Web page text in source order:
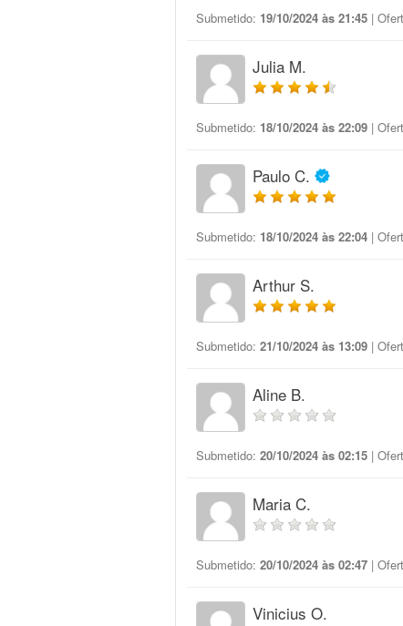
Submetido: 19/10/2024 às 21:45 |
Julia M.
Submetido: 18/10/2024 às 22:09 |
Paulo C.
Submetido: 18/10/2024 às 22:04 |
Arthur S.
Submetido: 21/10/2024 às 13:09 |
Aline B.
Submetido: 20/10/2024 às 02:15 |
Maria C.
Submetido: 20/10/2024 às 02:47 |
Vinicius O.